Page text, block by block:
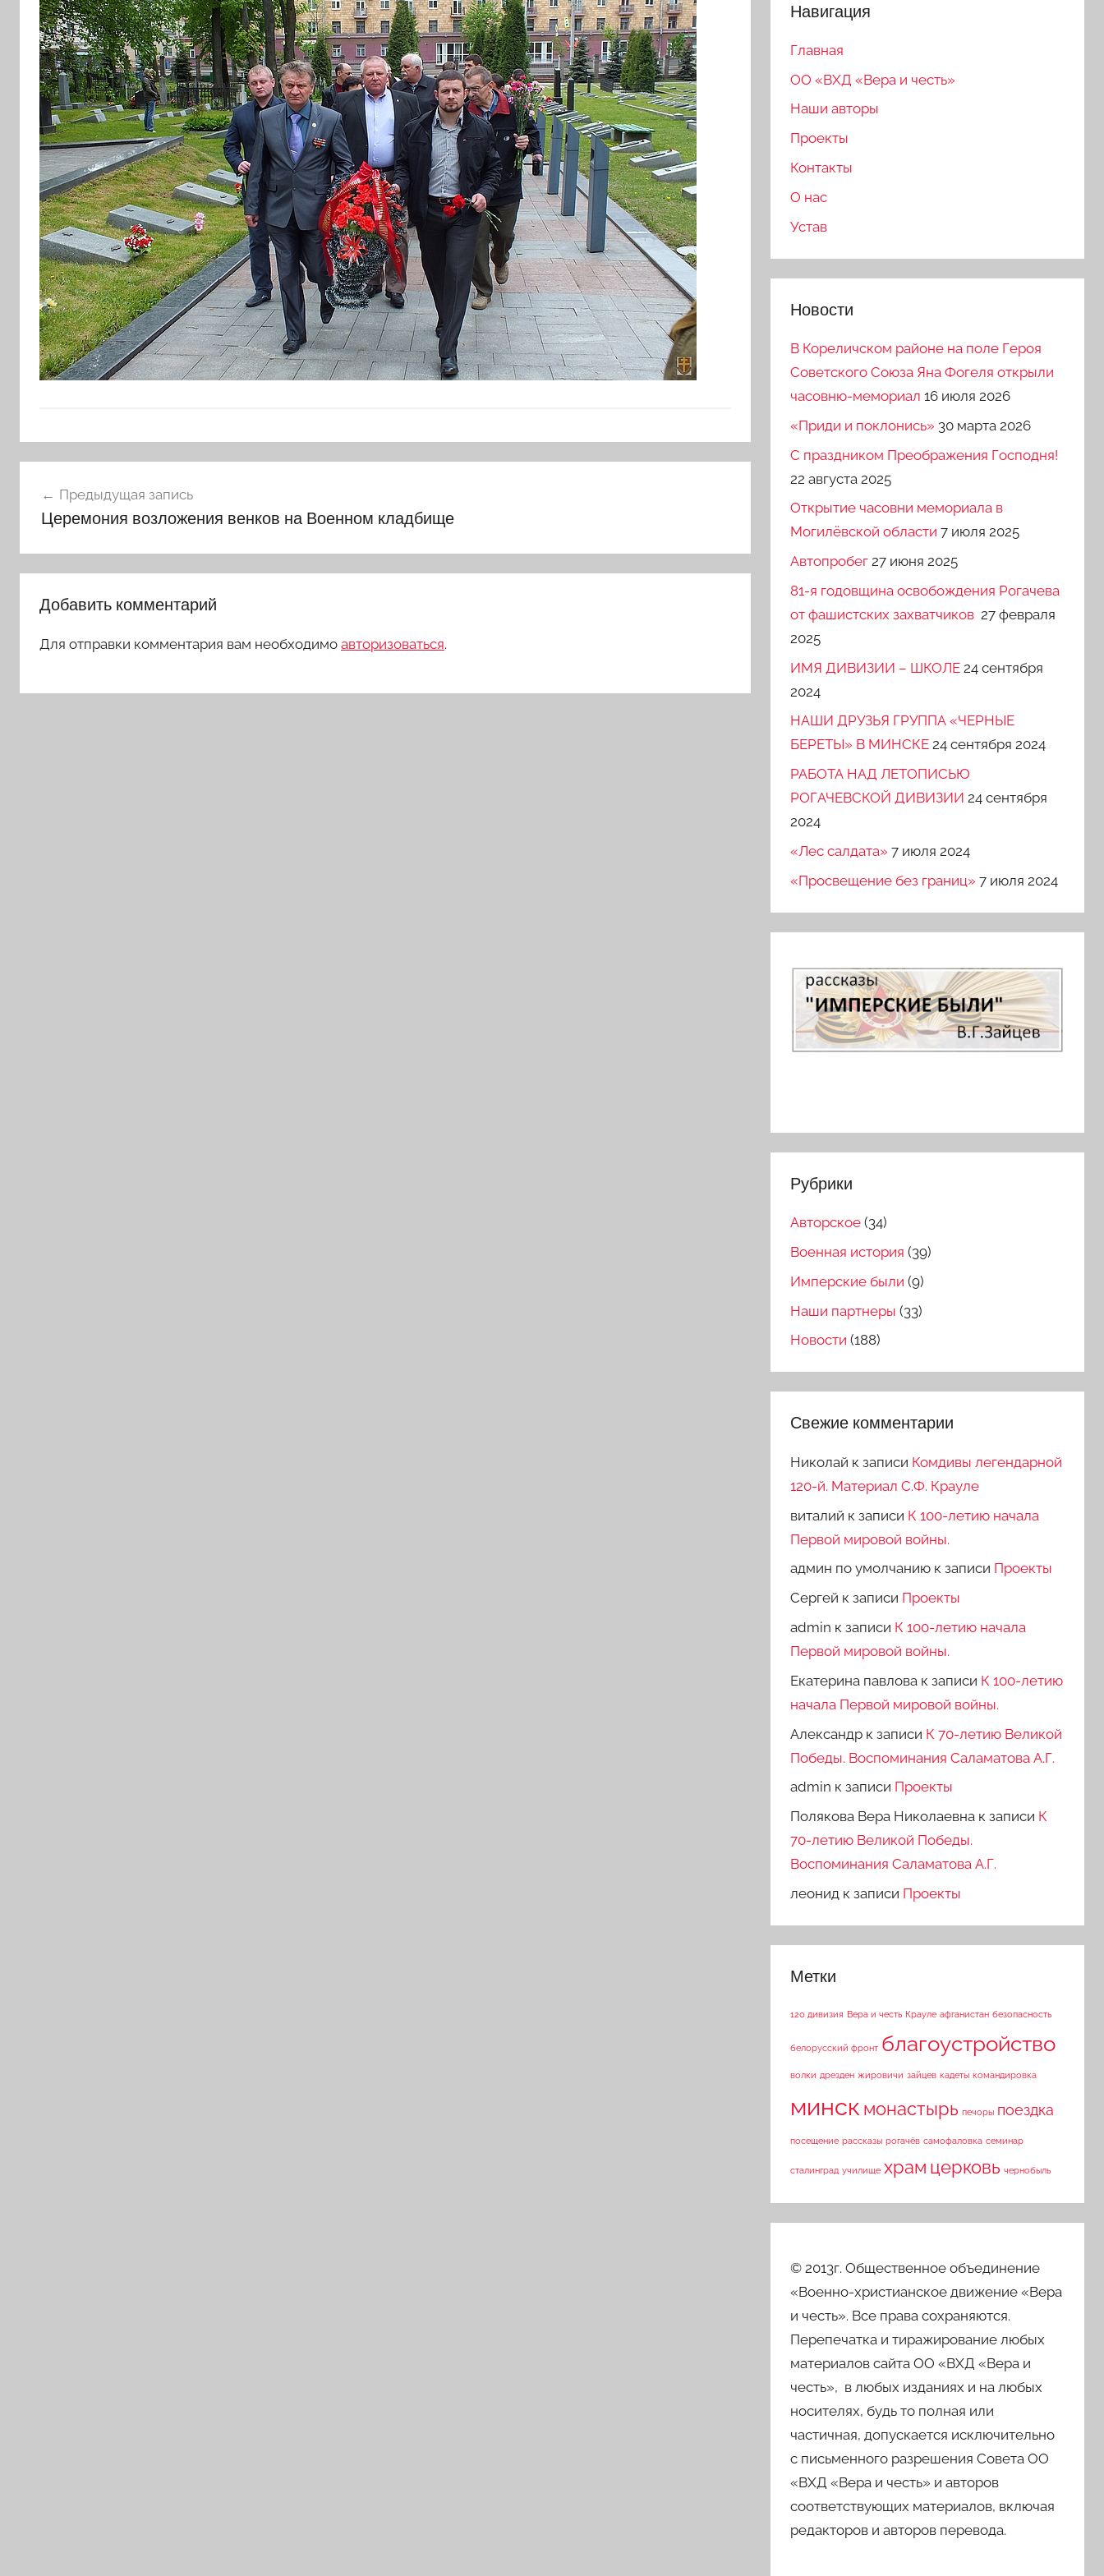
по
записям
Предыдущая запись
Церемония возложения венков на Военном кладбище
Добавить комментарий
Для отправки комментария вам необходимо авторизоваться.
Навигация
Главная
ОО «ВХД «Вера и честь»
Наши авторы
Проекты
Контакты
О нас
Устав
Новости
В Кореличском районе на поле Героя
Советского Союза Яна Фогеля открыли
часовню-мемориал 16 июля 2026
«Приди и поклонись» 30 марта 2026
C праздником Преображения Господня!
22 августа 2025
Открытие часовни мемориала в
Могилёвской области 7 июля 2025
Автопробег 27 июня 2025
81-я годовщина освобождения Рогачева
от фашистских захватчиков 27 февраля
2025
ИМЯ ДИВИЗИИ – ШКОЛЕ 24 сентября
2024
НАШИ ДРУЗЬЯ ГРУППА «ЧЕРНЫЕ
БЕРЕТЫ» В МИНСКЕ 24 сентября 2024
РАБОТА НАД ЛЕТОПИСЬЮ
РОГАЧЕВСКОЙ ДИВИЗИИ 24 сентября
2024
«Лес салдата» 7 июля 2024
«Просвещение без границ» 7 июля 2024
Рубрики
Авторское (34)
Военная история (39)
Имперские были (9)
Наши партнеры (33)
Новости (188)
Свежие комментарии
Николай к записи Комдивы легендарной
120-й. Материал С.Ф. Крауле
виталий к записи К 100-летию начала
Первой мировой войны.
админ по умолчанию к записи Проекты
Сергей к записи Проекты
admin к записи К 100-летию начала
Первой мировой войны.
Екатерина павлова к записи К 100-летию
начала Первой мировой войны.
Александр к записи К 70-летию Великой
Победы. Воспоминания Саламатова А.Г.
admin к записи Проекты
Полякова Вера Николаевна к записи К
70-летию Великой Победы.
Воспоминания Саламатова А.Г.
леонид к записи Проекты
Метки
120 дивизия Вера и честь Крауле афганистан безопасность
белорусский фронт благоустройство
волки дрезден жировичи зайцев кадеты командировка
минск монастырь печоры поездка
посещение рассказы рогачёв самофаловка семинар
сталинград училище храм церковь чернобыль
© 2013г. Общественное объединение
«Военно-христианское движение «Вера
и честь». Все права сохраняются.
Перепечатка и тиражирование любых
материалов сайта ОО «ВХД «Вера и
честь», в любых изданиях и на любых
носителях, будь то полная или
частичная, допускается исключительно
с письменного разрешения Совета ОО
«ВХД «Вера и честь» и авторов
соответствующих материалов, включая
редакторов и авторов перевода.